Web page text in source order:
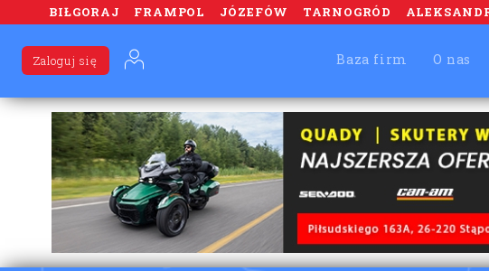
BIŁGORAJ FRAMPOL JÓZEFÓW TARNOGRÓD
Baza firm O nas
Zaloguj się